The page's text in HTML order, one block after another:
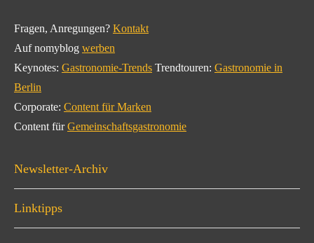
Fragen, Anregungen? Kontakt
Auf nomyblog werben
Keynotes: Gastronomie-Trends Trendtouren: Gastronomie in
Berlin
Corporate: Content für Marken
Content fürGemeinschaftsgastronomie
Newsletter-Archiv
Linktipps